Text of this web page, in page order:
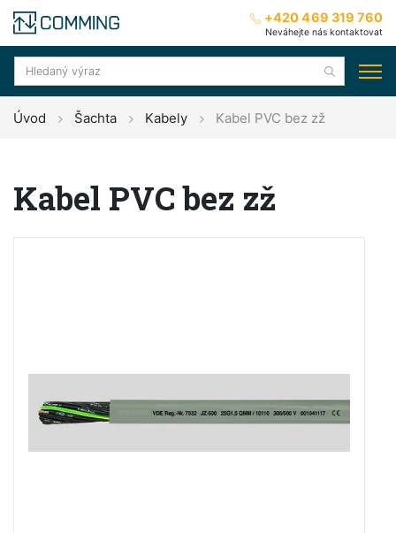
+420 469 319 760
Neváhejte nás kontaktovat
Úvod Šachta Kabely Kabel PVC bez zž
Kabel PVC bez zž